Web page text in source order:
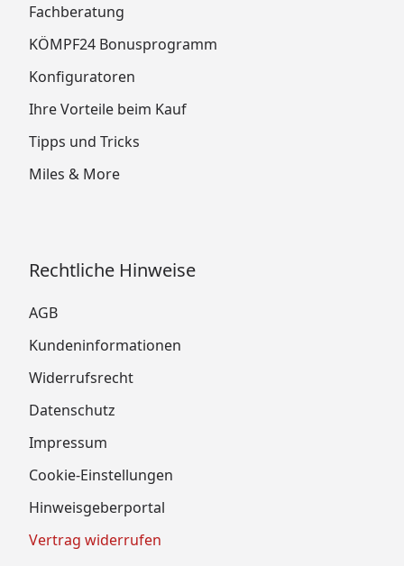
Fachberatung
KÖMPF24 Bonusprogramm
Konfiguratoren
Ihre Vorteile beim Kauf
Tipps und Tricks
Miles & More
Rechtliche Hinweise
AGB
Kundeninformationen
Widerrufsrecht
Datenschutz
Impressum
Cookie-Einstellungen
Hinweisgeberportal
Vertrag widerrufen